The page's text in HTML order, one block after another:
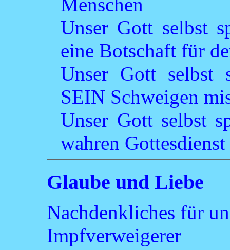
Menschen
Unser Gott selbst
eine Botschaft für
Unser Gott selbst
SEIN Schweigen
Unser Gott selbst
wahren Gottesdienst
Glaube und Liebe
Nachdenkliches für
Impfverweigerer